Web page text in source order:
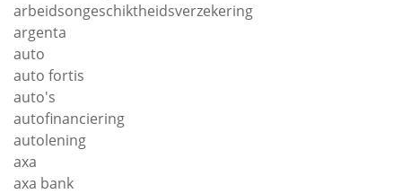
arbeidsongeschiktheidsverzekering
argenta
auto
auto fortis
auto's
autofinanciering
autolening
axa
axa bank